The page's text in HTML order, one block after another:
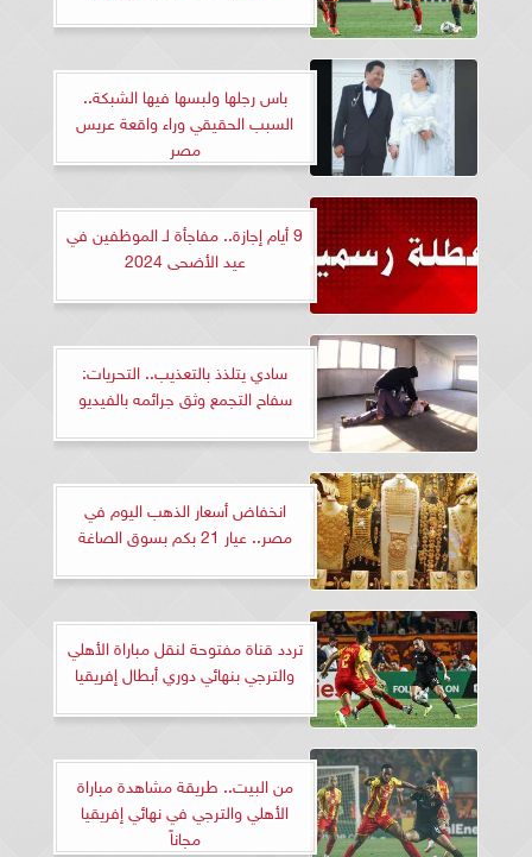
باس رجلها ولبسها فيها الشبكة..
السبب الحقيقي وراء واقعة عريس
مصر
9 أيام إجازة.. مفاجأة لـ الموظفين في
عيد الأضحى 2024
سادي يتلذذ بالتعذيب.. التحريات:
سفاح التجمع وثق جرائمه بالفيديو
انخفاض أسعار الذهب اليوم في
مصر.. عيار 21 بكم بسوق الصاغة
تردد قناة مفتوحة لنقل مباراة الأهلي
والترجي بنهائي دوري أبطال إفريقيا
من البيت.. طريقة مشاهدة مباراة
الأهلي والترجي في نهائي إفريقيا
مجاناً